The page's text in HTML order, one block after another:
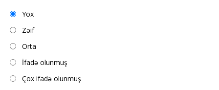
Yox
Zəif
Orta
İfadə olunmuş
Çox ifadə olunmuş